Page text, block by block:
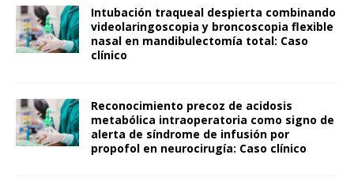
Intubación traqueal despierta combinando
videolaringoscopia y broncoscopia flexible
nasal en mandibulectomía total: Caso
clínico
Reconocimiento precoz de acidosis
metabólica intraoperatoria como signo de
alerta de síndrome de infusión por
propofol en neurocirugía: Caso clínico